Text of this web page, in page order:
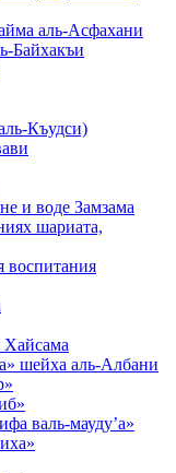
аль-Асфахани
Байхакъи
Къудси)
и воде Замзама
шариата,
воспитания
Хайсама
шейха аль-Албани
валь-мауду’а»